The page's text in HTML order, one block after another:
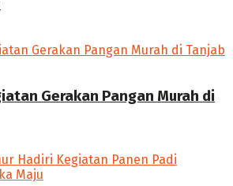
Gerakan Pangan Murah di